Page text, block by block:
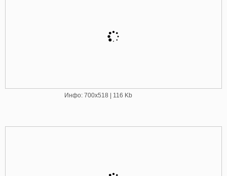
Инфо: 700х518 | 116 Kb